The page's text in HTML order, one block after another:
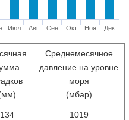
Июл Авг Сен Окт Ноя Дек
Среднемесячное
давление на уровне
моря
(мбар)
134 1019